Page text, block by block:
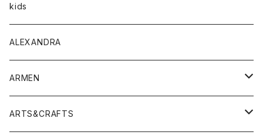
トップス
Tシャツ
シャツ
ボトムス
アウター
トップス
Tシャツ・カットソー
シャツ・ブラウス
ボトムス
パンツ
ワンピース・オールインワン
kids
ALEXANDRA
ARMEN
アウター
ARTS&CRAFTS